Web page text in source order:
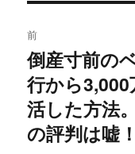
稿
ナ
ビ
前
過
去
の
投
稿:
倒産寸前の
行から
活した方法
の評判は嘘